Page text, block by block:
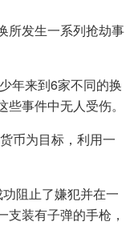
所发生一系列抢劫事
年来到6家不同的换
事件中无人受伤。
币为目标，利用一
阻止了嫌犯并在一
装有子弹的手枪，